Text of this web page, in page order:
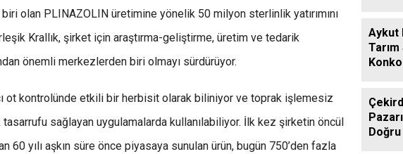
olan PLINAZOLIN üretimine yönelik 50 milyon sterlinlik yatırımını
Krallık, şirket için araştırma-geliştirme, üretim ve tedarik
önemli merkezlerden biri olmayı sürdürüyor.
ot kontrolünde etkili bir herbisit olarak biliniyor ve toprak işlemesiz
tasarrufu sağlayan uygulamalarda kullanılabiliyor. İlk kez şirketin öncül
60 yılı aşkın süre önce piyasaya sunulan ürün, bugün 750’den fazla
Aykut